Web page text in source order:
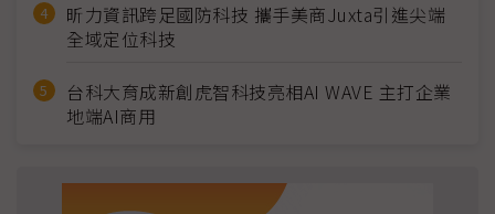
昕力資訊跨足國防科技 攜手美商Juxta引進尖端
全域定位科技
台科大育成新創虎智科技亮相AI WAVE 主打企業
地端AI商用